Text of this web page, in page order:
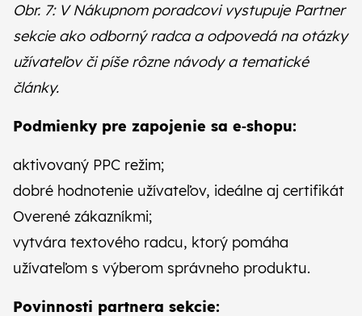
Obr. 7: V Nákupnom poradcovi vystupuje Partner
sekcie ako odborný radca a odpovedá na otázky
užívateľov či píše rôzne návody a tematické
články.
Podmienky pre zapojenie sa e‑shopu:
aktivovaný PPC režim;
dobré hodnotenie užívateľov, ideálne aj certifikát
Overené zákazníkmi;
vytvára textového radcu, ktorý pomáha
užívateľom s výberom správneho produktu.
Povinnosti partnera sekcie: